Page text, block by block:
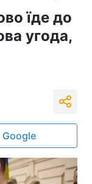
їде до
угода,
Google